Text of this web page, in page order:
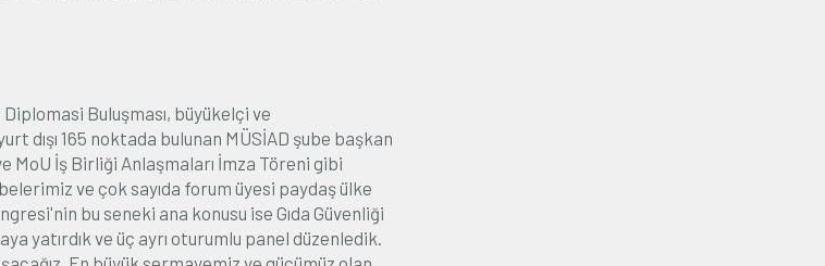
Buluşması, büyükelçi ve
dışı 165 noktada bulunan MÜSİAD şube başkan
MoU İş Birliği Anlaşmaları İmza Töreni gibi
ve çok sayıda forum üyesi paydaş ülke
bu seneki ana konusu ise Gıda Güvenliği
yatırdık ve üç ayrı oturumlu panel düzenledik.